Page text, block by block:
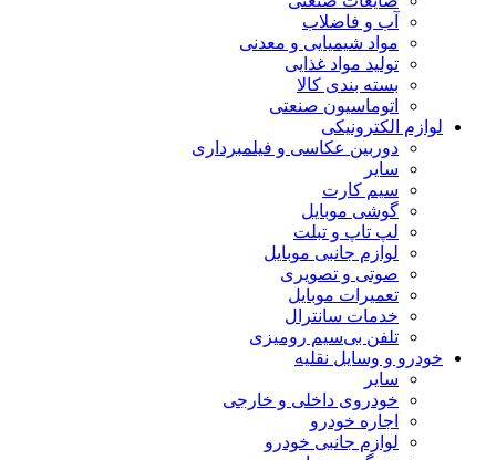
آب و فاضلاب
مواد شیمیایی و معدنی
تولید مواد غذایی
بسته بندی کالا
اتوماسیون صنعتی
لوازم الکترونیکی
دوربین عکاسی و فیلمبرداری
سایر
سیم کارت
گوشی موبایل
لپ تاپ و تبلت
لوازم جانبی موبایل
صوتی و تصویری
تعمیرات موبایل
خدمات سانترال
تلفن بی‌سیم رومیزی
خودرو و وسایل نقلیه
سایر
خودروی داخلی و خارجی
اجاره خودرو
لوازم جانبی خودرو